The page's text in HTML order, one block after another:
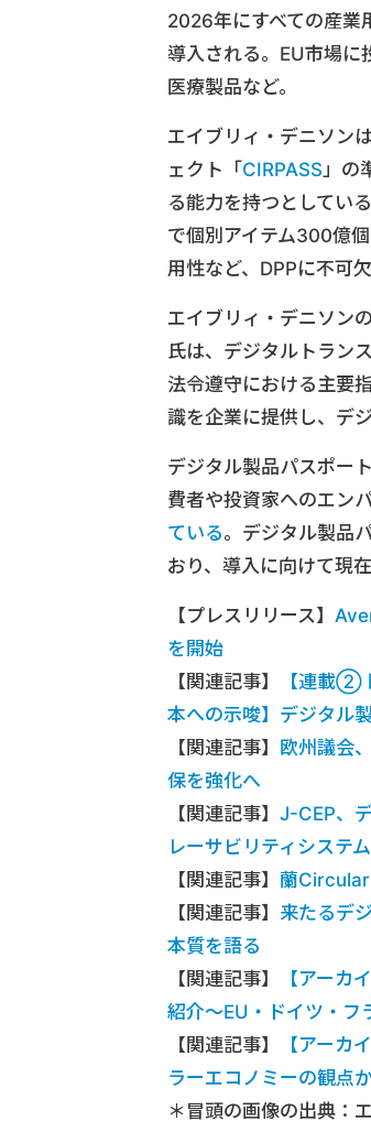
2026年にすべての産業
導入される。EU市場に
医療製品など。
エイブリィ・デニソン
ェクト「CIRPASS 」の
る能力を持つとしてい
で個別アイテム300億
用性など、DPPに不可
エイブリィ・デニソン
氏は、デジタルトラン
法令遵守における主要
識を企業に提供し、デ
デジタル製品パスポー
費者や投資家へのエン
ている。デジタル製品
おり、導入に向けて現
【プレスリリース】
を開始
【関連記事】
【連載②
本への示唆】デジタル
【関連記事】 欧州議会
保を強化へ
【関連記事】 J-CEP、
レーサビリティシステ
【関連記事】 蘭
【関連記事】 来たるデ
本質を語る
【関連記事】
【アーカ
紹介～EU・ドイツ・フ
【関連記事】
【アーカ
ラーエコノミーの観点
＊冒頭の画像の出典：